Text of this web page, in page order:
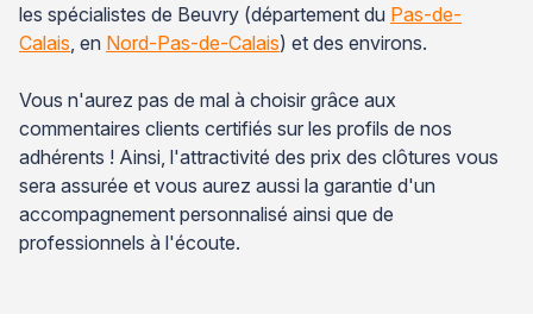
les spécialistes de Beuvry (département du Pas-de-
Calais , en Nord-Pas-de-Calais) et des environs.
Vous n'aurez pas de mal à choisir grâce aux
commentaires clients certifiés sur les profils de nos
adhérents ! Ainsi, l'attractivité des prix des clôtures vous
sera assurée et vous aurez aussi la garantie d'un
accompagnement personnalisé ainsi que de
professionnels à l'écoute.